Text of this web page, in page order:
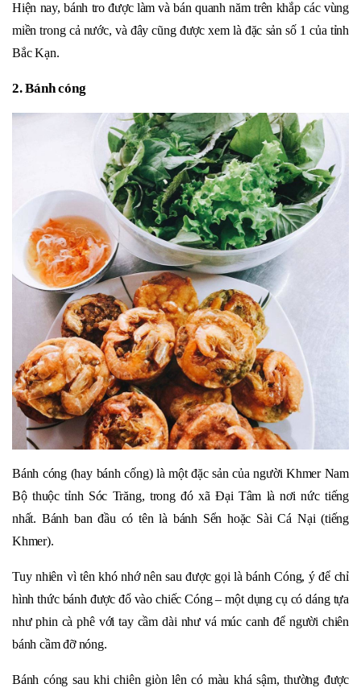
Hiện nay, bánh tro được làm và bán quanh năm trên khắp các vùng
miền trong cả nước, và đây cũng được xem là đặc sản số 1 của tỉnh
Bắc Kạn.
2. Bánh cóng
Bánh cóng (hay bánh cống) là một đặc sản của người Khmer Nam
Bộ thuộc tỉnh Sóc Trăng, trong đó xã Đại Tâm là nơi nức tiếng
nhất. Bánh ban đầu có tên là bánh Sển hoặc Sài Cá Nại (tiếng
Khmer).
Tuy nhiên vì tên khó nhớ nên sau được gọi là bánh Cóng, ý để chỉ
hình thức bánh được đổ vào chiếc Cóng – một dụng cụ có dáng tựa
như phin cà phê với tay cầm dài như vá múc canh để người chiên
bánh cầm đỡ nóng.
Bánh cóng sau khi chiên giòn lên có màu khá sậm, thường được